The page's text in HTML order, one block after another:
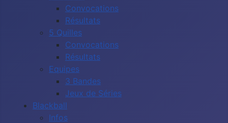
Convocations
Résultats
5 Quilles
Convocations
Résultats
Equipes
3 Bandes
Jeux de Séries
Blackball
Infos